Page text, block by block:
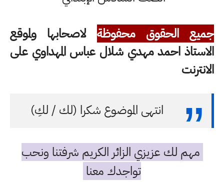
جميع الحقوق محفوظة لاصحابها ولموقع
الاستاذ احمد مهدي شلال عباس المهداوي على
الانترنت
انتهى الموضوع شكرا (لك / لكِ)
مهم لك عزيزي الزائر الكريم شرفتنا ونحب
تواجدك معنا